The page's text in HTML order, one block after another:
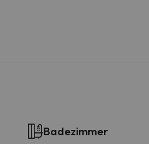
Badezimmer